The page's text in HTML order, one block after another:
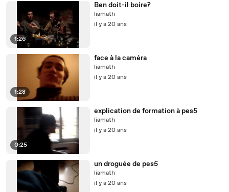
1:26
Ben doit-il boire?
liamath
il y a 20 ans
1:28
face à la caméra
liamath
il y a 20 ans
0:25
explication de formation à pes5
liamath
il y a 20 ans
un droguée de pes5
liamath
il y a 20 ans